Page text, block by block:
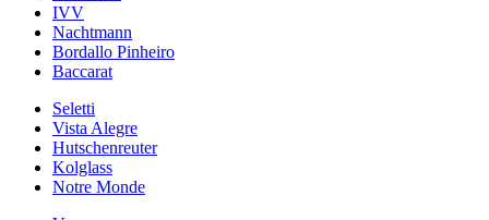
IVV
Nachtmann
Bordallo Pinheiro
Baccarat
Seletti
Vista Alegre
Hutschenreuter
Kolglass
Notre Monde